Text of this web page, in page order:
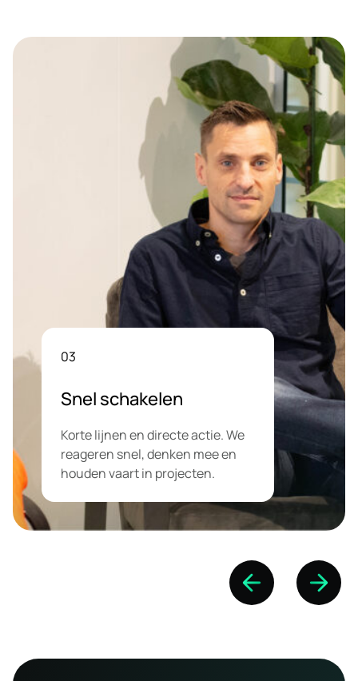
Langdurige
samenwerking
We kijken verder dan vandaag.
bouwen we aan duurzame
we doen, waarom we het doen en
waar je staat. Geen verrassingen
achteraf.